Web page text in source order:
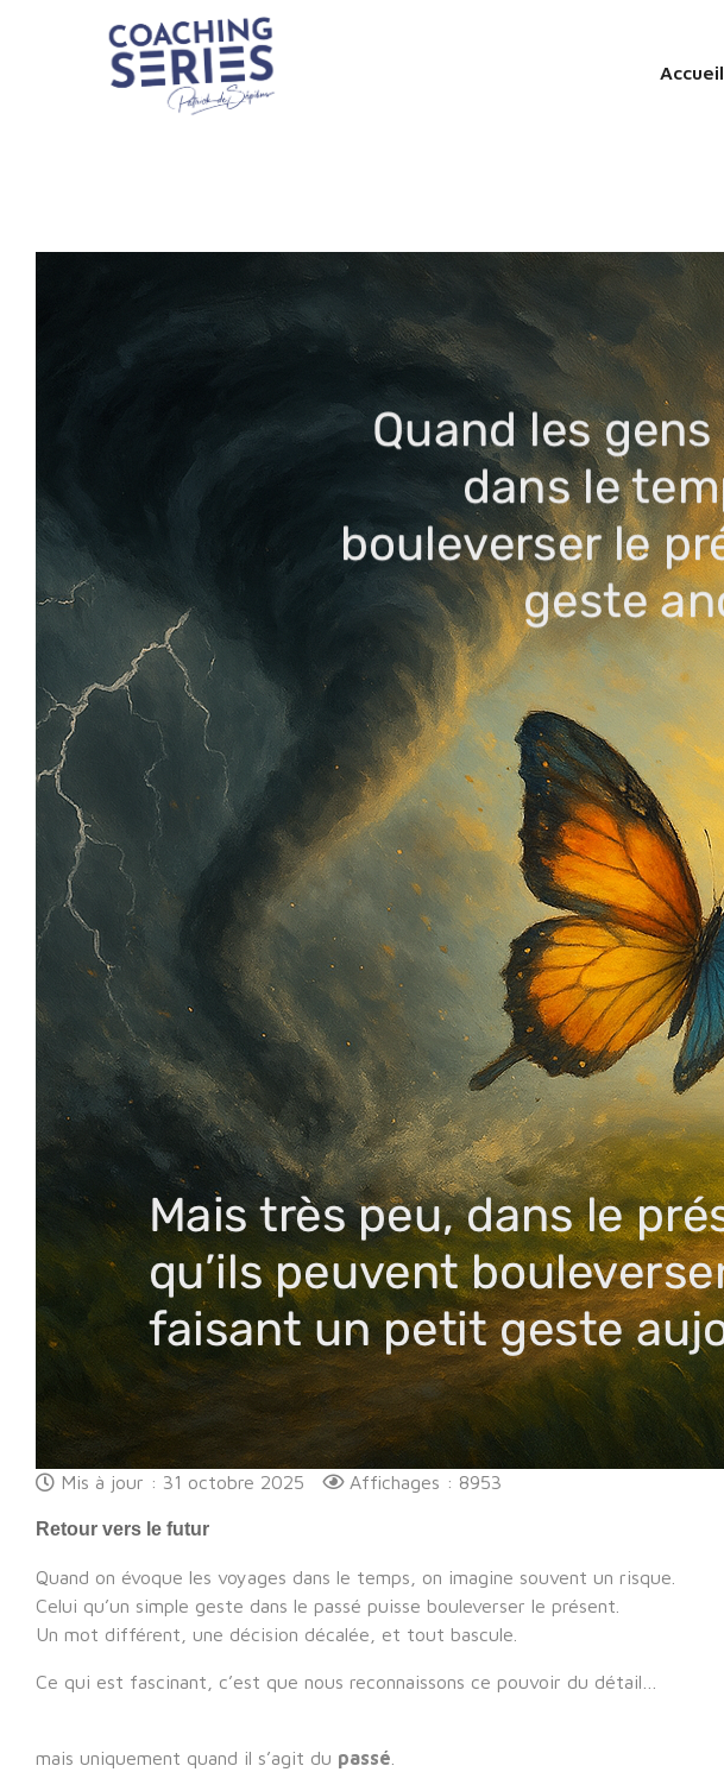
Accueil
Mis à jour : 31 octobre 2025 Affichages : 8953
Retour vers le futur
Quand on évoque les voyages dans le temps, on imagine souvent un risque.
Celui qu’un simple geste dans le passé puisse bouleverser le présent.
Un mot différent, une décision décalée, et tout bascule.
Ce qui est fascinant, c’est que nous reconnaissons ce pouvoir du détail…
mais uniquement quand il s’agit du passé